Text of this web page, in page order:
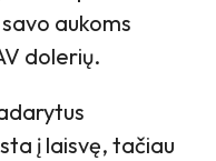
aukoms
dolerių.
į laisvę, tačiau